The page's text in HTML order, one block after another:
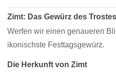
Zimt: Das Gewürz des
Werfen wir einen genaueren
ikonischste Festtagsgewürz.
Die Herkunft von Zimt